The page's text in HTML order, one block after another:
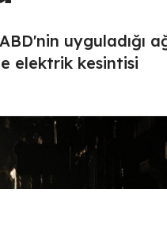
uyguladığı
elektrik kesintisi